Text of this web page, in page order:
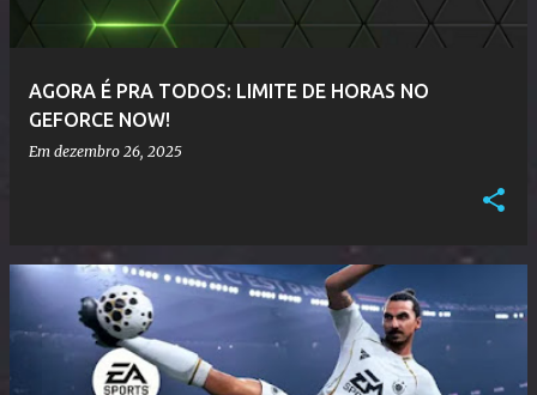
AGORA É PRA TODOS: LIMITE DE HORAS NO
GEFORCE NOW!
Em dezembro 26, 2025